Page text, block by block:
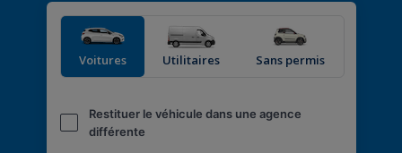
Voitures Utilitaires Sans permis
Restituer le véhicule dans une agence
différente